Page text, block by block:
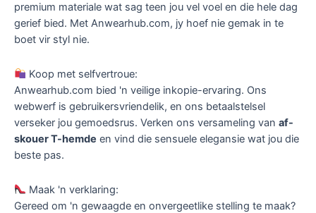
premium materiale wat sag teen jou vel voel en die hele dag
gerief bied. Met Anwearhub.com, jy hoef nie gemak in te
boet vir styl nie.
Koop met selfvertroue:
Anwearhub.com bied 'n veilige inkopie-ervaring. Ons
webwerf is gebruikersvriendelik, en ons betaalstelsel
verseker jou gemoedsrus. Verken ons versameling van af-
skouer T-hemde en vind die sensuele elegansie wat jou die
beste pas.
Maak 'n verklaring:
Gereed om 'n gewaagde en onvergeetlike stelling te maak?